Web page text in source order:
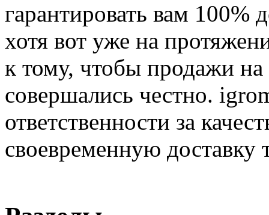
гарантировать вам 100%
хотя вот уже на
к тому, чтобы продажи
совершались честно.
ответственности за
своевременную доставку